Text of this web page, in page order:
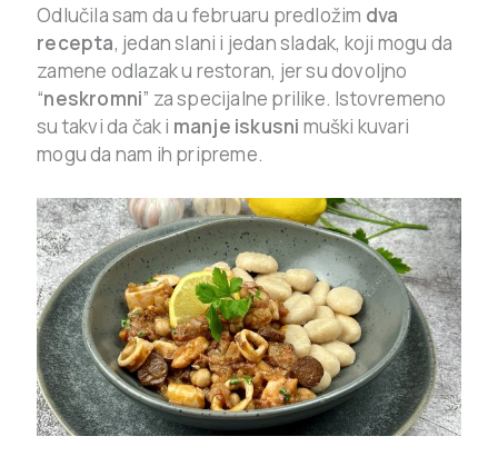
Odlučila sam da u februaru predložim dva
recepta, jedan slani i jedan sladak, koji mogu da
zamene odlazak u restoran, jer su dovoljno
“neskromni” za specijalne prilike. Istovremeno
su takvi da čak i manje iskusni muški kuvari
mogu da nam ih pripreme.